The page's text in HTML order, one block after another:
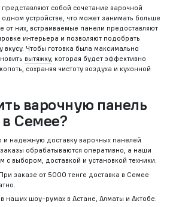
представляют собой сочетание варочной
одном устройстве, что может занимать больше
от них, встраиваемые панели предоставляют
интерьера и позволяют подобрать
Чтобы готовка была максимально
вытяжку, которая будет эффективно
сохраняя чистоту воздуха и кухонной
варочную панель
в Семее?
надежную доставку варочных панелей
обрабатываются оперативно, а наши
с выбором, доставкой и установкой техники.
заказе от 5000 тенге доставка в Семее
наших шоу-румах в Астане, Алматы и Актобе.